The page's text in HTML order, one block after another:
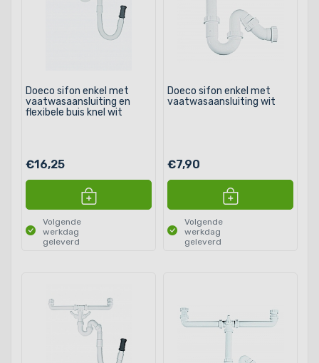
Doeco sifon enkel met
vaatwasaansluiting en
flexibele buis knel wit
€16,25
Volgende
werkdag
geleverd
Doeco sifon enkel met
vaatwasaansluiting wit
€7,90
Volgende
werkdag
geleverd